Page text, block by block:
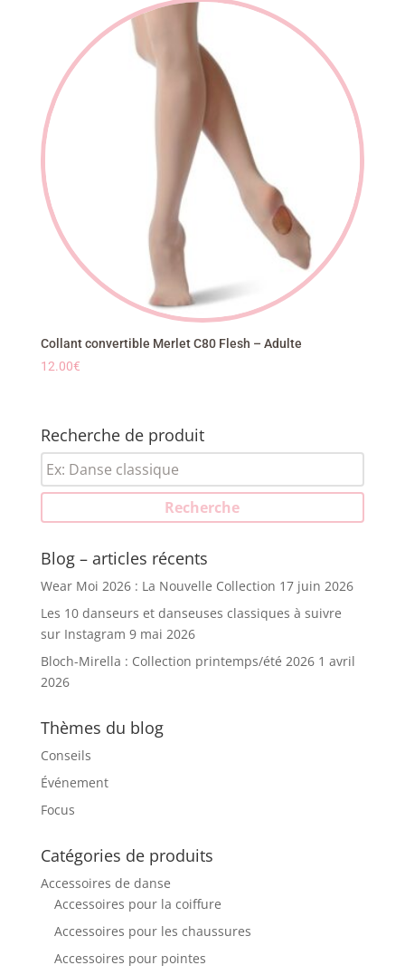
Collant convertible Merlet C80 Flesh – Adulte
12.00€
Recherche de produit
Recherche
pour :
Recherche
Blog – articles récents
Wear Moi 2026 : La Nouvelle Collection 17 juin 2026
Les 10 danseurs et danseuses classiques à suivre
sur Instagram 9 mai 2026
Bloch-Mirella : Collection printemps/été 2026 1 avril
2026
Thèmes du blog
Conseils
Événement
Focus
Catégories de produits
Accessoires de danse
Accessoires pour la coiffure
Accessoires pour les chaussures
Accessoires pour pointes